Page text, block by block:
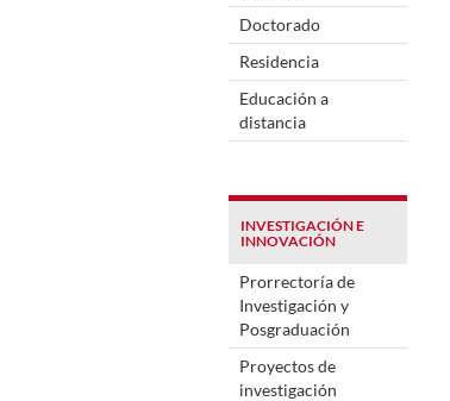
Doctorado
Residencia
Educación a
distancia
INVESTIGACIÓN E
INNOVACIÓN
Prorrectoría de
Investigación y
Posgraduación
Proyectos de
investigación